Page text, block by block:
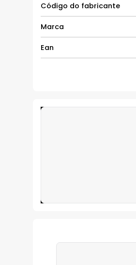
Código do fabricante
Marca
Ean